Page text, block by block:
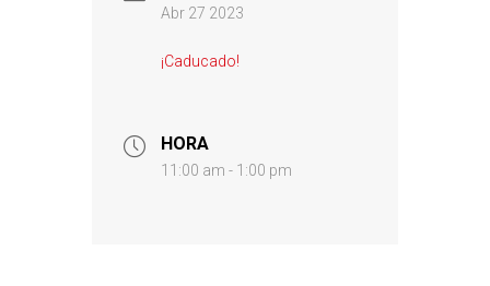
Abr 27 2023
¡Caducado!
HORA
11:00 am - 1:00 pm